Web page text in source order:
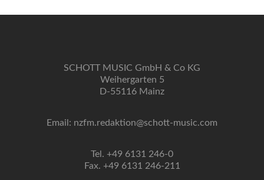
SCHOTT MUSIC GmbH & Co KG
Weihergarten 5
D-55116 Mainz
Email: nzfm.redaktion@schott-music.com
Tel. +49 6131 246-0
Fax. +49 6131 246-211